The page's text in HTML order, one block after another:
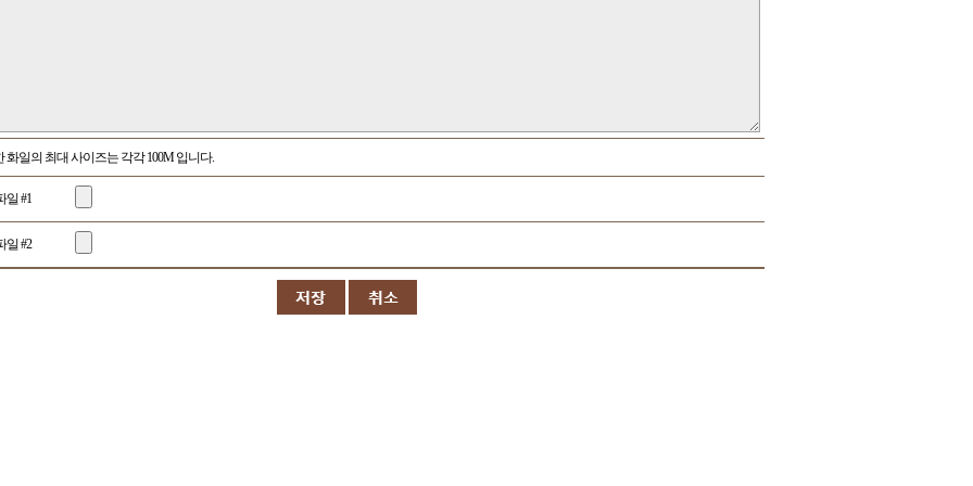
화일의 최대 사이즈는 각각 100M 입니다.
일 #1
일 #2